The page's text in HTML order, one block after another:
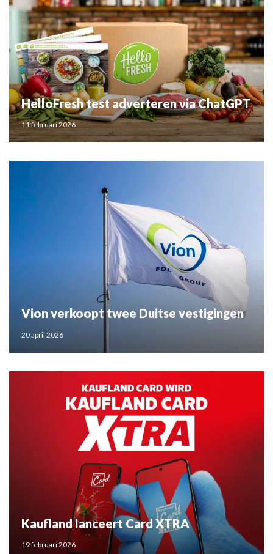
HelloFresh test adverteren via ChatGPT
11 februari 2026
Vion verkoopt twee Duitse vestigingen
20 april 2026
Kaufland lanceert Card XTRA
19 februari 2026